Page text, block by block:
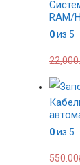
RAM/
0из 5
0из 5
550.00